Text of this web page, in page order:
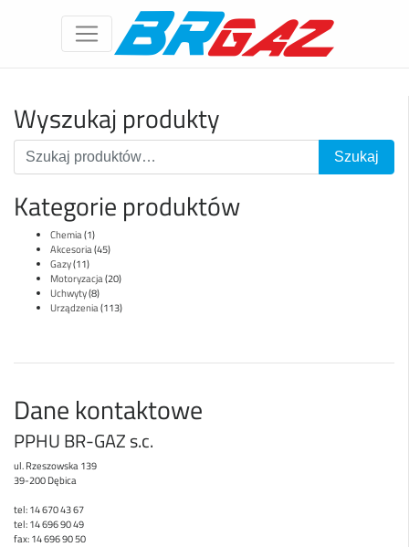
Wyszukaj produkty
Kategorie produktów
Chemia(1)
Akcesoria(45)
Gazy(11)
Motoryzacja(20)
Uchwyty(8)
Urządzenia(113)
Dane kontaktowe
PPHU BR-GAZ s.c.
ul. Rzeszowska 139
39-200 Dębica
tel: 14 670 43 67
tel: 14 696 90 49
fax: 14 696 90 50